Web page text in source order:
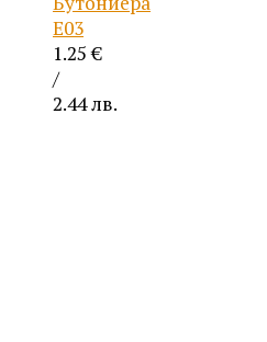
Е03
1.25€
/
2.44 лв.